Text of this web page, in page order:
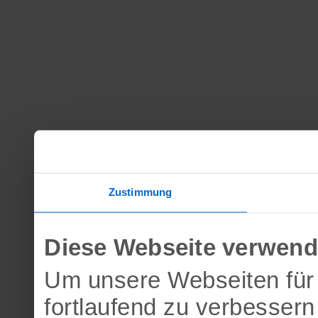
Zustimmung
Diese Webseite
Um unsere Webseiten
fortlaufend zu